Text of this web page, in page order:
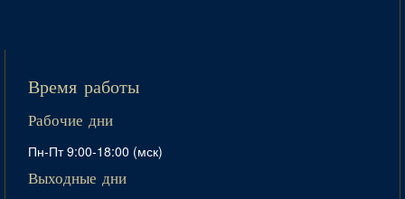
Время работы
Рабочие дни
Пн-Пт 9:00-18:00 (мск)
Выходные дни